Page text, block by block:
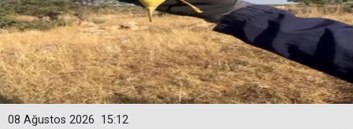
15:12
08 Ağustos 2026